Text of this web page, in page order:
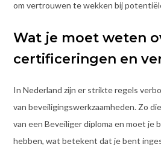
om vertrouwen te wekken bij
Wat je moet weten
certificeringen en
In Nederland zijn er strikte regels
van beveiligingswerkzaamheden. Zo
van een Beveiliger diploma en moet je
hebben, wat betekent dat je bent